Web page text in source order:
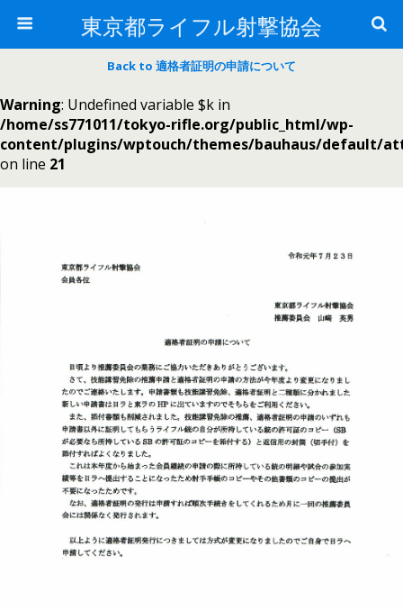
東京都ライフル射撃協会
Back to 適格者証明の申請について
Warning: Undefined variable $k in
/home/ss771011/tokyo-rifle.org/public_html/wp-
content/plugins/wptouch/themes/bauhaus/default/
on line 21